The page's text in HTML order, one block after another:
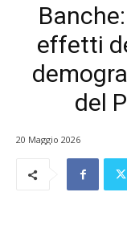
effetti
del
20 Maggio 2026